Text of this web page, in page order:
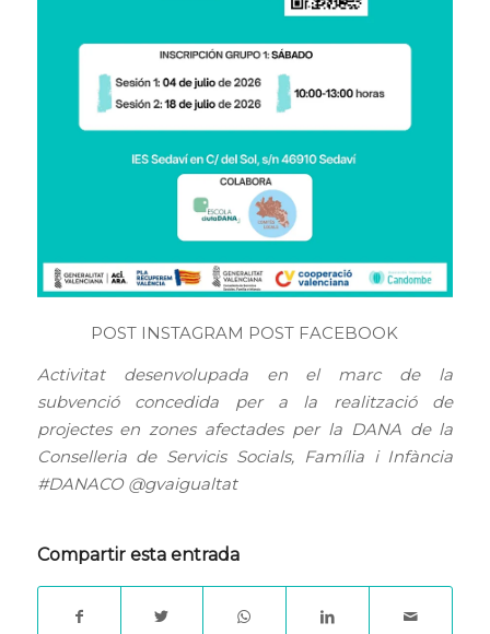
POST INSTAGRAM POST FACEBOOK
Activitat desenvolupada en el marc de la
subvenció concedida per a la realització de
projectes en zones afectades per la DANA de la
Conselleria de Servicis Socials, Família i Infància
#DANACO @gvaigualtat
Compartir esta entrada